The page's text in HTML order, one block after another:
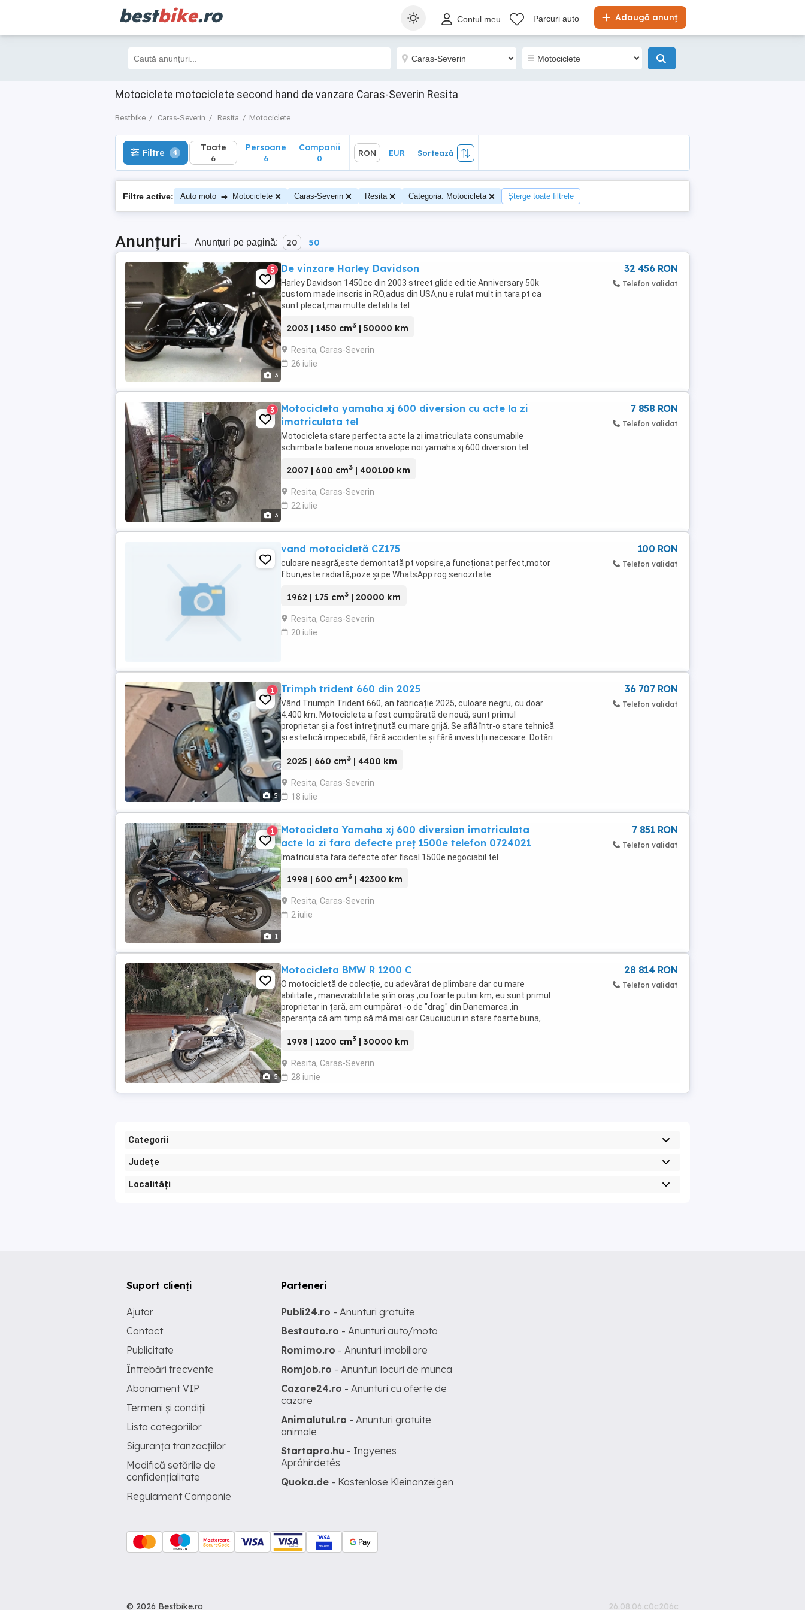
bestbike.ro Adaugă anunț
Contul meu Parcuri auto
Motociclete motociclete second hand de vanzare Caras-Severin Resita
Bestbike Caras-Severin Resita Motociclete
Filtre 4 Toate
6
Sortează
Filtre 4 Toate
6
Persoane
6
Companii
0
RON EUR Sortează
Filtre active: Auto moto → Motociclete Caras-Severin Resita Categoria: Motocicleta Șterge toate filtrele
Anunțuri– Anunțuri pe pagină: 20 50
3
5 De vinzare Harley Davidson
Harley Davidson 1450cc din 2003 street glide editie Anniversary 50k
custom made inscris in RO,adus din USA,nu e rulat mult in tara pt ca
sunt plecat,mai multe detali la tel
2003 | 1450 cm3 | 50000 km
Resita, Caras-Severin
26 iulie
32 456 RON
Telefon validat
3
3
Motocicleta yamaha xj 600 diversion cu acte la zi
imatriculata tel
Motocicleta stare perfecta acte la zi imatriculata consumabile
schimbate baterie noua anvelope noi yamaha xj 600 diversion tel
2007 | 600 cm3 | 400100 km
Resita, Caras-Severin
22 iulie
7 858 RON
Telefon validat
vand motocicletă CZ175
culoare neagră,este demontată pt vopsire,a funcționat perfect,motor
f bun,este radiată,poze și pe WhatsApp rog seriozitate
1962 | 175 cm3 | 20000 km
Resita, Caras-Severin
20 iulie
100 RON
Telefon validat
5
1 Trimph trident 660 din 2025
Vând Triumph Trident 660, an fabricație 2025, culoare negru, cu doar
4.400 km. Motocicleta a fost cumpărată de nouă, sunt primul
proprietar și a fost întreținută cu mare grijă. Se află într-o stare tehnică
și estetică impecabilă, fără accidente și fără investiții necesare. Dotări
2025 | 660 cm3 | 4400 km
Resita, Caras-Severin
18 iulie
36 707 RON
Telefon validat
1
1
Motocicleta Yamaha xj 600 diversion imatriculata
acte la zi fara defecte preț 1500e telefon 0724021
Imatriculata fara defecte ofer fiscal 1500e negociabil tel
1998 | 600 cm3 | 42300 km
Resita, Caras-Severin
2 iulie
7 851 RON
Telefon validat
5
Motocicleta BMW R 1200 C
O motocicletă de colecție, cu adevărat de plimbare dar cu mare
abilitate , manevrabilitate și în oraș ,cu foarte putini km, eu sunt primul
proprietar in țară, am cumpărat -o de "drag" din Danemarca ,în
speranța că am timp să mă mai car Cauciucuri in stare foarte buna,
1998 | 1200 cm3 | 30000 km
Resita, Caras-Severin
28 iunie
28 814 RON
Telefon validat
Categorii
Județe
Localități
Suport clienți
Ajutor
Contact
Publicitate
Întrebări frecvente
Abonament VIP
Termeni și condiții
Lista categoriilor
Siguranța tranzacțiilor
Modifică setările de
confidențialitate
Regulament Campanie
Parteneri
Publi24.ro - Anunturi gratuite
Bestauto.ro - Anunturi auto/moto
Romimo.ro - Anunturi imobiliare
Romjob.ro - Anunturi locuri de munca
Cazare24.ro - Anunturi cu oferte de
cazare
Animalutul.ro - Anunturi gratuite
animale
Startapro.hu - Ingyenes
Apróhirdetés
Quoka.de - Kostenlose Kleinanzeigen
© 2026 Bestbike.ro 26.08.06.c0c206c